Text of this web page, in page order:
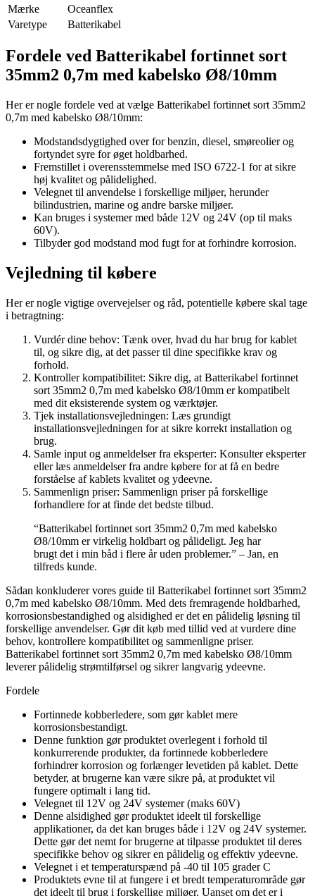
Mærke
Oceanflex
Varetype
Batterikabel
Fordele ved Batterikabel fortinnet sort
35mm2 0,7m med kabelsko Ø8/10mm
Her er nogle fordele ved at vælge Batterikabel fortinnet sort 35mm2
0,7m med kabelsko Ø8/10mm:
Modstandsdygtighed over for benzin, diesel, smøreolier og
fortyndet syre for øget holdbarhed.
Fremstillet i overensstemmelse med ISO 6722-1 for at sikre
høj kvalitet og pålidelighed.
Velegnet til anvendelse i forskellige miljøer, herunder
bilindustrien, marine og andre barske miljøer.
Kan bruges i systemer med både 12V og 24V (op til maks
60V).
Tilbyder god modstand mod fugt for at forhindre korrosion.
Vejledning til købere
Her er nogle vigtige overvejelser og råd, potentielle købere skal tage
i betragtning:
Vurdér dine behov: Tænk over, hvad du har brug for kablet
til, og sikre dig, at det passer til dine specifikke krav og
forhold.
Kontroller kompatibilitet: Sikre dig, at Batterikabel fortinnet
sort 35mm2 0,7m med kabelsko Ø8/10mm er kompatibelt
med dit eksisterende system og værktøjer.
Tjek installationsvejledningen: Læs grundigt
installationsvejledningen for at sikre korrekt installation og
brug.
Samle input og anmeldelser fra eksperter: Konsulter eksperter
eller læs anmeldelser fra andre købere for at få en bedre
forståelse af kablets kvalitet og ydeevne.
Sammenlign priser: Sammenlign priser på forskellige
forhandlere for at finde det bedste tilbud.
“Batterikabel fortinnet sort 35mm2 0,7m med kabelsko
Ø8/10mm er virkelig holdbart og pålideligt. Jeg har
brugt det i min båd i flere år uden problemer.” – Jan, en
tilfreds kunde.
Sådan konkluderer vores guide til Batterikabel fortinnet sort 35mm2
0,7m med kabelsko Ø8/10mm. Med dets fremragende holdbarhed,
korrosionsbestandighed og alsidighed er det en pålidelig løsning til
forskellige anvendelser. Gør dit køb med tillid ved at vurdere dine
behov, kontrollere kompatibilitet og sammenligne priser.
Batterikabel fortinnet sort 35mm2 0,7m med kabelsko Ø8/10mm
leverer pålidelig strømtilførsel og sikrer langvarig ydeevne.
Fordele
Fortinnede kobberledere, som gør kablet mere
korrosionsbestandigt.
Denne funktion gør produktet overlegent i forhold til
konkurrerende produkter, da fortinnede kobberledere
forhindrer korrosion og forlænger levetiden på kablet. Dette
betyder, at brugerne kan være sikre på, at produktet vil
fungere optimalt i lang tid.
Velegnet til 12V og 24V systemer (maks 60V)
Denne alsidighed gør produktet ideelt til forskellige
applikationer, da det kan bruges både i 12V og 24V systemer.
Dette gør det nemt for brugerne at tilpasse produktet til deres
specifikke behov og sikrer en pålidelig og effektiv ydeevne.
Velegnet i et temperaturspænd på -40 til 105 grader C
Produktets evne til at fungere i et bredt temperaturområde gør
det ideelt til brug i forskellige miljøer. Uanset om det er i